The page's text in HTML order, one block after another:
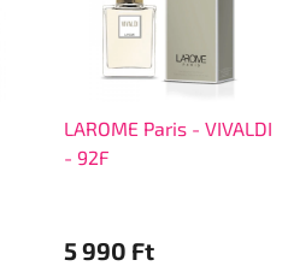
LAROME Paris - VIVALDI
- 92F
5 990 Ft